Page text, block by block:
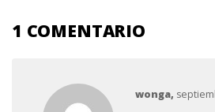
1 COMENTARIO
wonga,